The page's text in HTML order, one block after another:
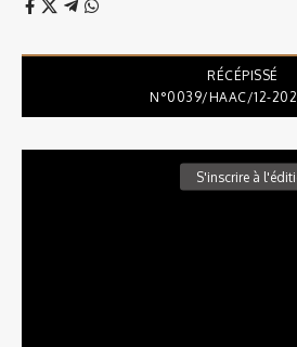
RÉCÉPISSÉ
N°0039/HAAC/12-